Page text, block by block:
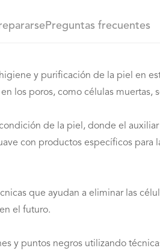
Preguntas frecuentes
y purificación de la piel en
los poros, como células
de la piel, donde el
con productos específicos para
que ayudan a eliminar las
el futuro.
y puntos negros utilizando